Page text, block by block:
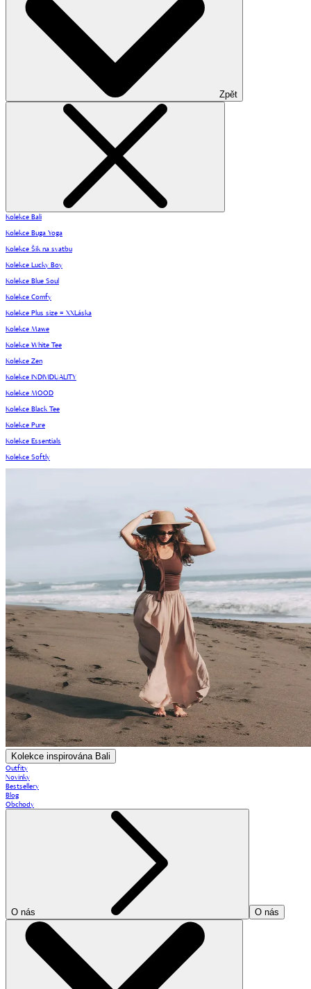
Zpět
Kolekce Bali
Kolekce Buga Yoga
Kolekce Šik na svatbu
Kolekce Lucky Boy
Kolekce Blue Soul
Kolekce Comfy
Kolekce Plus size = XXLáska
Kolekce Mawe
Kolekce White Tee
Kolekce Zen
Kolekce INDIVIDUALITY
Kolekce MOOD
Kolekce Black Tee
Kolekce Pure
Kolekce Essentials
Kolekce Softly
Kolekce inspirována Bali
Outfity
Novinky
Bestsellery
Blog
Obchody
O nás O nás